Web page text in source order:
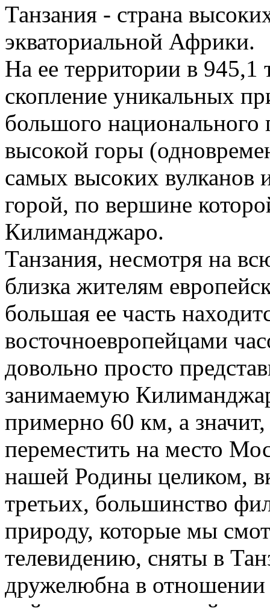
Танзания - страна
экваториальной Африки.
На ее территории в 945,1
скопление уникальных
большого
высокой горы
самых высоких вулканов
горой, по вершине
Килиманджаро.
Танзания, несмотря на
близка жителям
большая ее часть
восточноевропейцами
довольно просто
занимаемую
примерно 60 км, а
переместить на место
нашей Родины целиком,
третьих, большинство
природу, которые мы
телевидению, сняты в
дружелюбна в отношении